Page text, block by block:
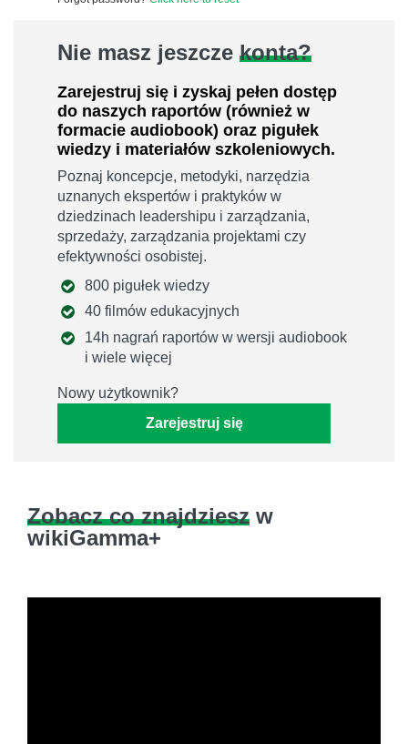
Nie masz jeszcze konta?
Zarejestruj się i zyskaj pełen dostęp
do naszych raportów (również w
formacie audiobook) oraz pigułek
wiedzy i materiałów szkoleniowych.
Poznaj koncepcje, metodyki, narzędzia
uznanych ekspertów i praktyków w
dziedzinach leadershipu i zarządzania,
sprzedaży, zarządzania projektami czy
efektywności osobistej.
800 pigułek wiedzy
40 filmów edukacyjnych
14h nagrań raportów w wersji audiobook
i wiele więcej
Nowy użytkownik?
Zarejestruj się
Zobacz co znajdziesz w
wikiGamma+